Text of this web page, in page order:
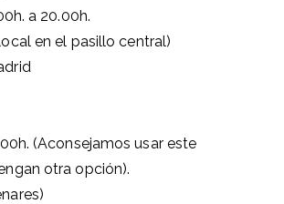
a 20.00h.
en el pasillo central)
(Aconsejamos usar este
otra opción).